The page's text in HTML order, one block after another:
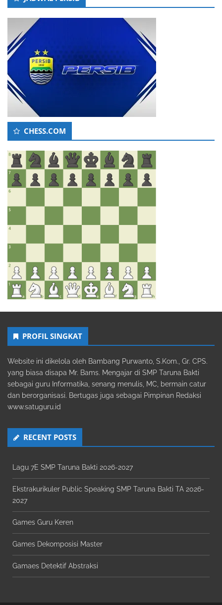
CHESS.COM
PROFIL SINGKAT
Website ini dikelola oleh Bambang Purwanto, S.Kom., Gr. CPS.
yang biasa disapa Mr. Bams. Mengajar di SMP Taruna Bakti
sebagai guru Informatika, senang menulis, MC, bermain catur
dan berorganisasi. Bertugas juga sebagai Pimpinan Redaksi
www.satuguru.id
RECENT POSTS
Lagu 7E SMP Taruna Bakti 2026-2027
Ekstrakurikuler Public Speaking SMP Taruna Bakti TA 2026-
2027
Games Guru Keren
Games Dekomposisi Master
Gamaes Detektif Abstraksi